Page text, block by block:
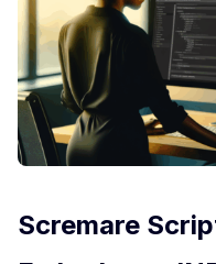
Scremare